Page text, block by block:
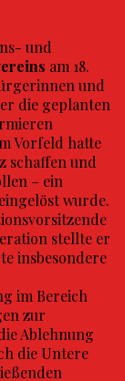
und
am 18.
und
die geplanten
Vorfeld hatte
schaffen und
– ein
wurde.
stellte er
insbesondere
im Bereich
zur
Ablehnung
die Untere